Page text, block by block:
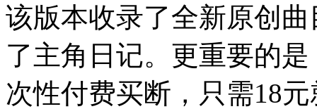
该版本收录了全新原创
了主角日记。更重要的
次性付费买断，只需18